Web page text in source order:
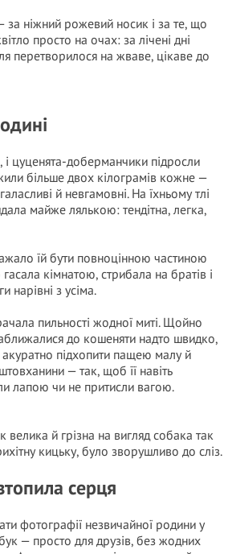
за ніжний рожевий носик і за те, що
просто на очах: за лічені дні
перетворилося на жваве, цікаве до
і цуценята-доберманчики підросли
більше двох кілограмів кожне —
й невгамовні. На їхньому тлі
майже лялькою: тендітна, легка,
їй бути повноцінною частиною
кімнатою, стрибала на братів і
нарівні з усіма.
пильності жодної миті. Щойно
до кошеняти надто швидко,
підхопити пащею малу й
— так, щоб її навіть
лапою чи не притисли вагою.
велика й грізна на вигляд собака так
кицьку, було зворушливо до сліз.
серця
фотографії незвичайної родини у
— просто для друзів, без жодних